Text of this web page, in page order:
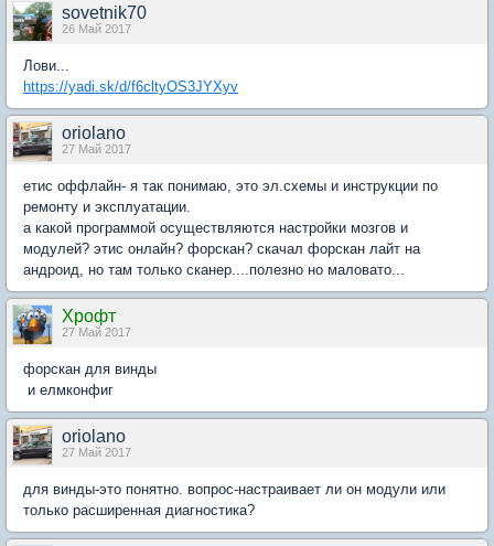
sovetnik70
26 Май 2017
Лови...
https://yadi.sk/d/f6cltyOS3JYXyv
oriolano
27 Май 2017
етис оффлайн- я так понимаю, это эл.схемы и инструкции по
ремонту и эксплуатации.
а какой программой осуществляются настройки мозгов и
модулей? этис онлайн? форскан? скачал форскан лайт на
андроид, но там только сканер....полезно но маловато...
Хрофт
27 Май 2017
форскан для винды
и елмконфиг
oriolano
27 Май 2017
для винды-это понятно. вопрос-настраивает ли он модули или
только расширенная диагностика?